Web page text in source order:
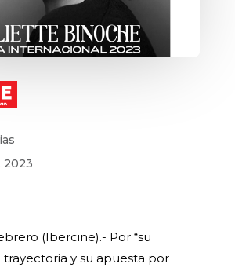
2023
(Ibercine).- Por “su
trayectoria y su apuesta por